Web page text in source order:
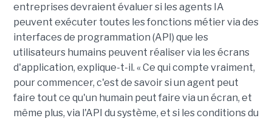
entreprises devraient évaluer si les agents IA
peuvent exécuter toutes les fonctions métier via des
interfaces de programmation (API) que les
utilisateurs humains peuvent réaliser via les écrans
d'application, explique-t-il. « Ce qui compte vraiment,
pour commencer, c'est de savoir si un agent peut
faire tout ce qu'un humain peut faire via un écran, et
même plus, via l'API du système, et si les conditions du